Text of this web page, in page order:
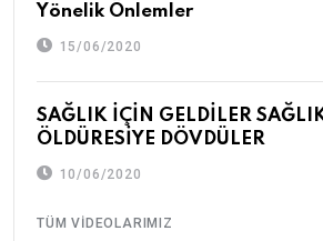
Yönelik Önlemler
15/06/2020
SAĞLIK İÇİN GELDİLER
ÖLDÜRESİYE DÖVDÜLER
10/06/2020
TÜM VIDEOLARIMIZ